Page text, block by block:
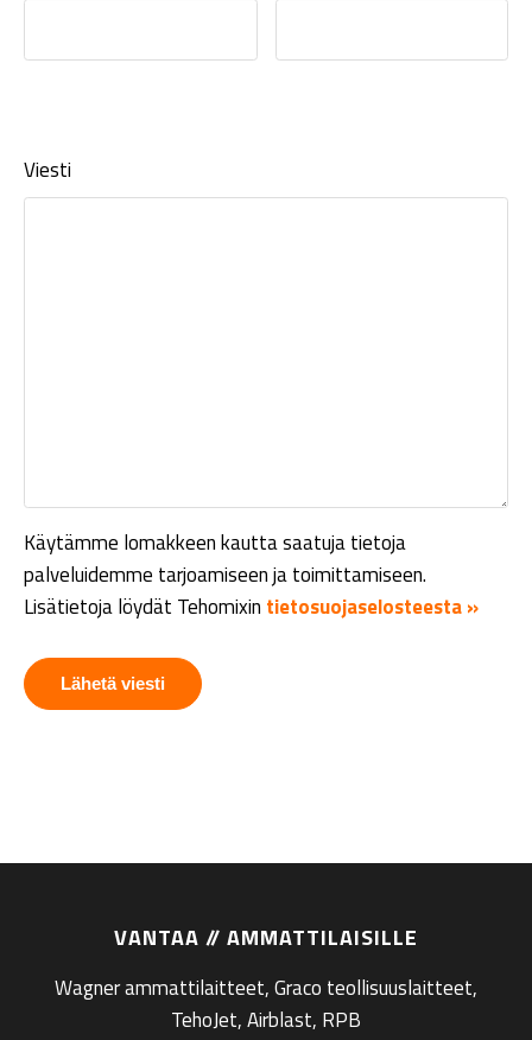
Viesti
Käytämme lomakkeen kautta saatuja tietoja
palveluidemme tarjoamiseen ja toimittamiseen.
Lisätietoja löydät Tehomixin tietosuojaselosteesta »
VANTAA // AMMATTILAISILLE
Wagner ammattilaitteet, Graco teollisuuslaitteet,
TehoJet, Airblast, RPB